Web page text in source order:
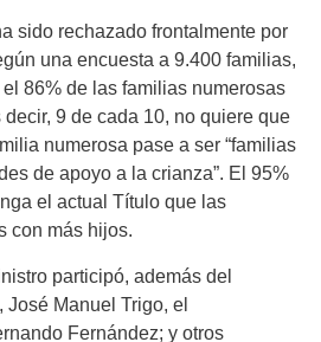
sido rechazado frontalmente por
una encuesta a 9.400 familias,
86% de las familias numerosas
9 de cada 10, no quiere que
numerosa pase a ser “familias
de apoyo a la crianza”. El 95%
el actual Título que las
con más hijos.
participó, además del
Manuel Trigo, el
Fernández; y otros